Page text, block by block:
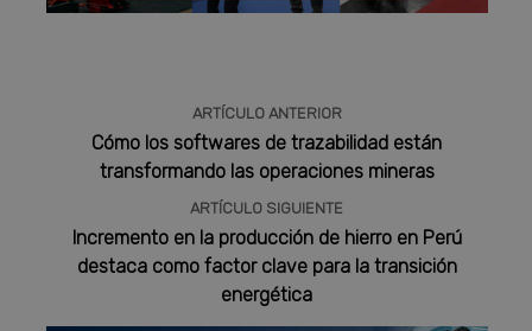
ARTÍCULO ANTERIOR
Cómo los softwares de trazabilidad están
transformando las operaciones mineras
ARTÍCULO SIGUIENTE
Incremento en la producción de hierro en Perú
destaca como factor clave para la transición
energética